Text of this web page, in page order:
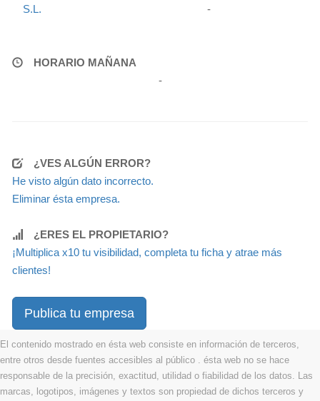
S.L.
-
HORARIO MAÑANA
-
¿VES ALGÚN ERROR?
He visto algún dato incorrecto.
Eliminar ésta empresa.
¿ERES EL PROPIETARIO?
¡Multiplica x10 tu visibilidad, completa tu ficha y atrae más
clientes!
Publica tu empresa
El contenido mostrado en ésta web consiste en información de terceros,
entre otros desde fuentes accesibles al público . ésta web no se hace
responsable de la precisión, exactitud, utilidad o fiabilidad de los datos. Las
marcas, logotipos, imágenes y textos son propiedad de dichos terceros y